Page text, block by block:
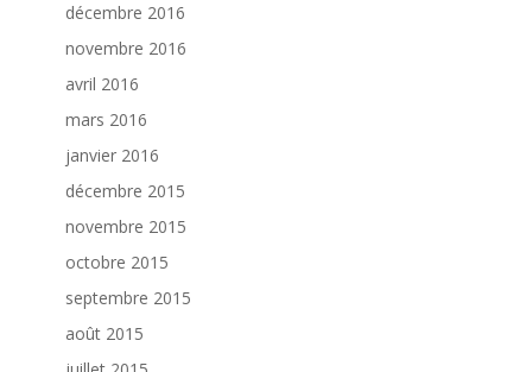
décembre 2016
novembre 2016
avril 2016
mars 2016
janvier 2016
décembre 2015
novembre 2015
octobre 2015
septembre 2015
août 2015